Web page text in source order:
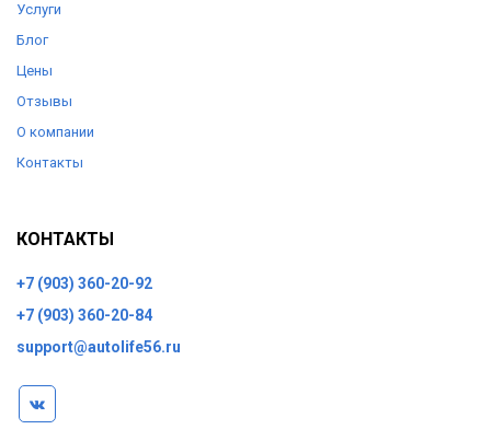
Услуги
Блог
Цены
Отзывы
О компании
Контакты
КОНТАКТЫ
+7 (903) 360-20-92
+7 (903) 360-20-84
support@autolife56.ru